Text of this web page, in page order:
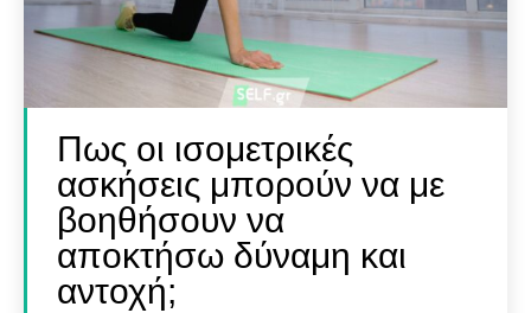
Πως οι ισομετρικές
ασκήσεις μπορούν να με
βοηθήσουν να
αποκτήσω δύναμη και
αντοχή;